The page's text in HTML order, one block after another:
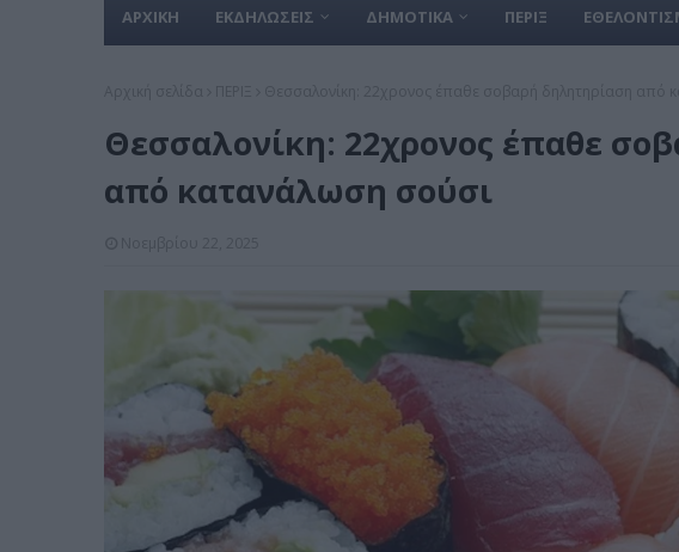
ΑΡΧΙΚΗ ΕΚΔΗΛΩΣΕΙΣ ΔΗΜΟΤΙΚΑ ΠΕΡΙΞ
Θεσσαλονίκη: 22χρονος έπαθε
από κατανάλωση σούσι